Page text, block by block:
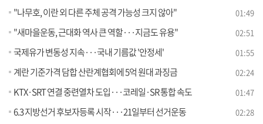
"나무호, 이란 외 다른 주체 공격 가능성 크지 않아" 01:49
"새마을운동, 근대화 역사 큰 역할···지금도 유용" 02:51
국제유가 변동성 지속···국내 기름값 '안정세' 01:55
계란 기준가격 담합 산란계협회에 5억 원대 과징금 02:24
KTX·SRT 연결 중련열차 도입···코레일·SR 통합 속도 01:47
6.3 지방선거 후보자등록 시작···21일부터 선거운동 02:28